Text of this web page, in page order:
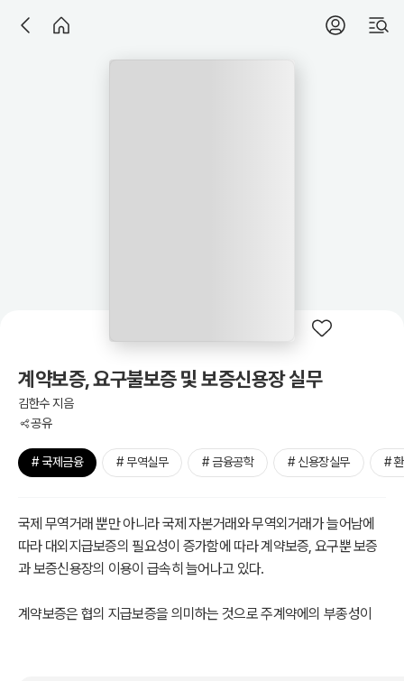
계약보증, 요구불보증 및 보증신용장 실무
김한수 지음
공유
# 국제금융 # 무역실무 # 금융공학 # 신용장실무 #
국제 무역거래 뿐만 아니라 국제 자본거래와 무역외거래가 늘어남에
따라 대외지급보증의 필요성이 증가함에 따라 계약보증, 요구뿐 보증
과 보증신용장의 이용이 급속히 늘어나고 있다.
계약보증은 협의 지급보증을 의미하는 것으로 주계약에의 부종성이